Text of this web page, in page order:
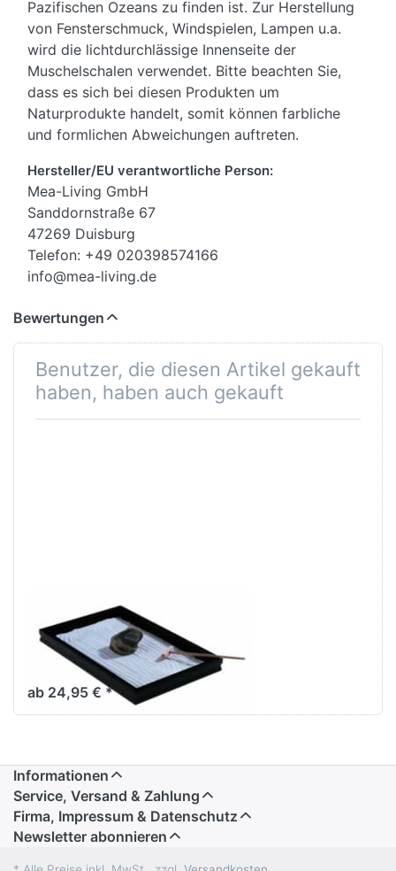
Pazifischen Ozeans zu finden ist. Zur Herstellung
von Fensterschmuck, Windspielen, Lampen u.a.
wird die lichtdurchlässige Innenseite der
Muschelschalen verwendet. Bitte beachten Sie,
dass es sich bei diesen Produkten um
Naturprodukte handelt, somit können farbliche
und formlichen Abweichungen auftreten.
Hersteller/EU verantwortliche Person:
Mea-Living GmbH
Sanddornstraße 67
47269 Duisburg
Telefon: +49 020398574166
info@mea-living.de
Bewertungen
Benutzer, die diesen Artikel gekauft
haben, haben auch gekauft
Zengarten
Novice 22x33
cm
ab 24,95 € *
Informationen
Service, Versand & Zahlung
Firma, Impressum & Datenschutz
Newsletter abonnieren